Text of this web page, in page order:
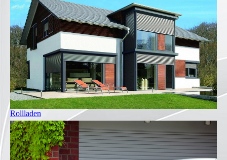
Rollladen